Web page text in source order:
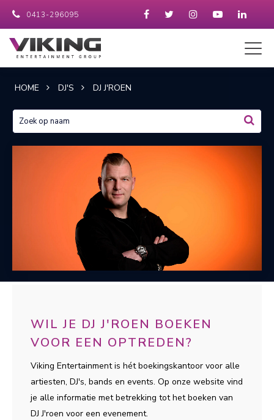
0413-296095
HOME DJ'S DJ J'ROEN
WIL JE DJ J'ROEN BOEKEN
VOOR EEN OPTREDEN?
Viking Entertainment is hét boekingskantoor voor alle
artiesten, DJ's, bands en events. Op onze website vind
je alle informatie met betrekking tot het boeken van
DJ J'roen voor een evenement.